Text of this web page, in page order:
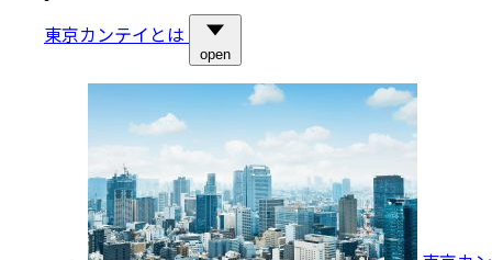
東京カンテイとは
open